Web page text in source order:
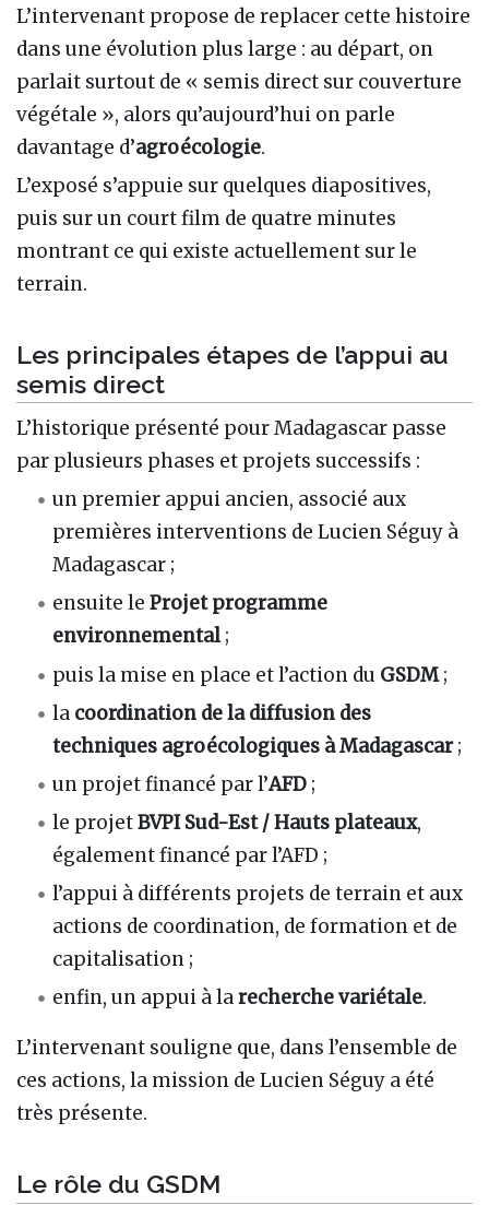
L’intervenant propose de replacer cette histoire
dans une évolution plus large : au départ, on
parlait surtout de « semis direct sur couverture
végétale », alors qu’aujourd’hui on parle
davantage d’agroécologie.
L’exposé s’appuie sur quelques diapositives,
puis sur un court film de quatre minutes
montrant ce qui existe actuellement sur le
terrain.
Les principales étapes de l’appui au
semis direct
L’historique présenté pour Madagascar passe
par plusieurs phases et projets successifs :
un premier appui ancien, associé aux
premières interventions de Lucien Séguy à
Madagascar ;
ensuite leProjet programme
environnemental;
puis la mise en place et l’action du GSDM;
la coordination de la diffusion des
techniques agroécologiques à Madagascar;
un projet financé par l’AFD ;
le projetBVPI Sud-Est / Hauts plateaux,
également financé par l’AFD ;
l’appui à différents projets de terrain et aux
actions de coordination, de formation et de
capitalisation ;
enfin, un appui à larecherche variétale.
L’intervenant souligne que, dans l’ensemble de
ces actions, la mission de Lucien Séguy a été
très présente.
Le rôle du GSDM